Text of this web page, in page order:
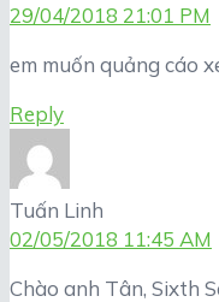
29/04/2018 21:01 PM
em muốn quảng cáo
Reply
Tuấn Linh
02/05/2018 11:45 AM
Chào anh Tân, Sixth